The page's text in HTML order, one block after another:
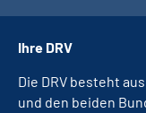
Ihre DRV
Die DRV besteht
und den beiden